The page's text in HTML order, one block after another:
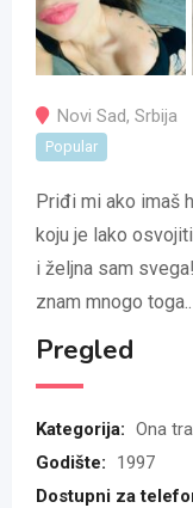
Novi Sad, Srbija
Popular
Priđi mi ako imaš
koju je lako
i željna sam
znam mnogo toga..
Pregled
Kategorija: Ona
Godište:
1997
Dostupni za